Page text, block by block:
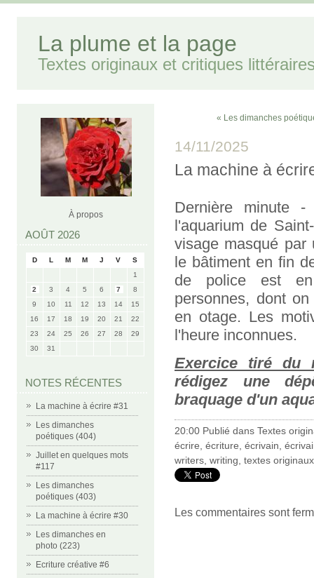
La plume et la page
Textes originaux et critiques
À propos
AOÛT 2026
D L M M J V
S
1
2
3 4 5 6 7
8
9
10 11 12 13 14
15
16
17 18 19 20 21
22
23
24 25 26 27 28
29
30
31
NOTES RÉCENTES
La machine à écrire #31
Les dimanches
poétiques (404)
Juillet en quelques mots
#117
Les dimanches
poétiques (403)
La machine à écrire #30
Les dimanches en
photo (223)
Ecriture créative #6
« Les dimanches
14/11/2025
La machine à
Dernière minute
l'aquarium de
visage masqué par
le bâtiment en fin
de police est
personnes, dont
en otage. Les
l'heure inconnues.
Exercice tiré du
rédigez une
braquage d'un
20:00 Publié dans Textes
écrire écriture écrivain
writers writing textes originaux
Les commentaires sont